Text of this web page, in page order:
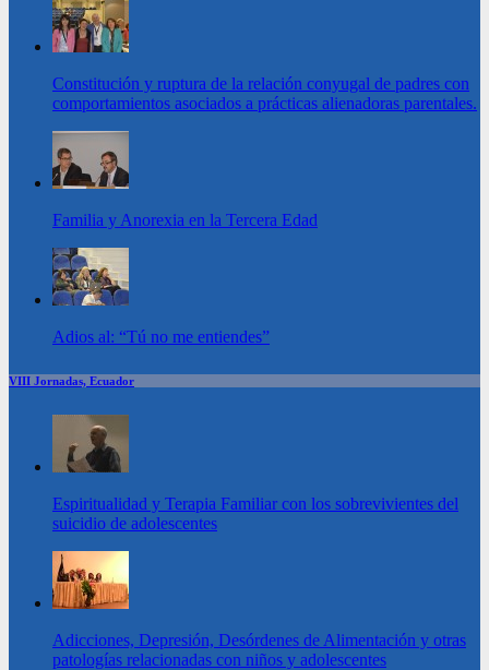
Constitución y ruptura de la relación conyugal de padres con
comportamientos asociados a prácticas alienadoras parentales.
Familia y Anorexia en la Tercera Edad
Adios al: “Tú no me entiendes”
VIII Jornadas, Ecuador
Espiritualidad y Terapia Familiar con los sobrevivientes del
suicidio de adolescentes
Adicciones, Depresión, Desórdenes de Alimentación y otras
patologías relacionadas con niños y adolescentes